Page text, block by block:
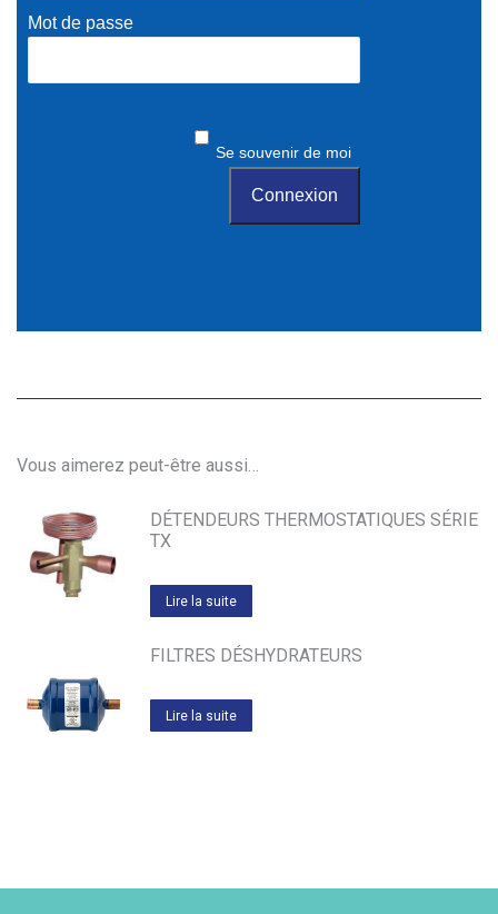
Mot de passe
Se souvenir de moi
Vous aimerez peut-être aussi…
DÉTENDEURS THERMOSTATIQUES SÉRIE
TX
Lire la suite
FILTRES DÉSHYDRATEURS
Lire la suite